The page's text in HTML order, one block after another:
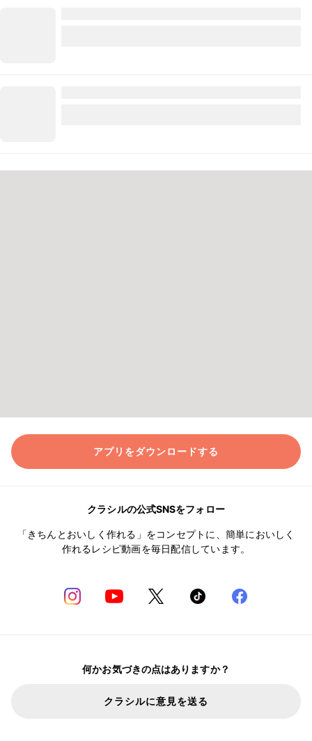
アプリをダウンロードする
クラシルの公式SNSをフォロー
「きちんとおいしく作れる」をコンセプトに、簡単においしく
作れるレシピ動画を毎日配信しています。
何かお気づきの点はありますか？
クラシルに意見を送る